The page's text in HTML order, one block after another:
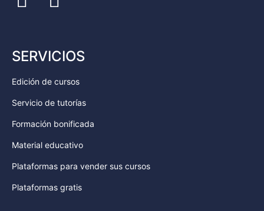
SERVICIOS
Edición de cursos
Servicio de tutorías
Formación bonificada
Material educativo
Plataformas para vender sus cursos
Plataformas gratis